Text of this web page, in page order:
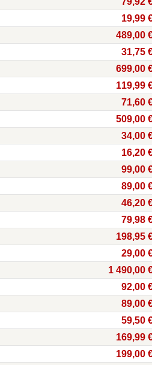
19,99
489,00
31,75
699,00
119,99
71,60
509,00
34,00
16,20
99,00
89,00
46,20
79,98
198,95
29,00
1 490,00
92,00
89,00
59,50
169,99
199,00